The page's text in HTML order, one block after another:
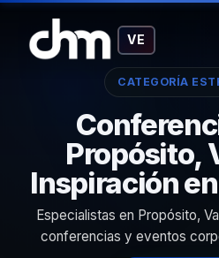
VE
CATEGORÍA
Propósito,
Inspiración
Especialistas en Propósito,
conferencias y eventos